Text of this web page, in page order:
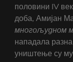
половини IV
доба, Амијан
многољудном
нападала
уништење су